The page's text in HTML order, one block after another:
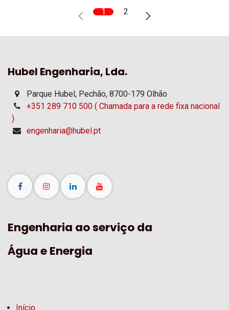
1 2
Hubel Engenharia, Lda.
Parque Hubel, Pechão, 8700-179 Olhão
+351 289 710 500 ( Chamada para a rede fixa nacional
)
engenharia@hubel.pt
Engenharia ao serviço da
Água e Energia
Início